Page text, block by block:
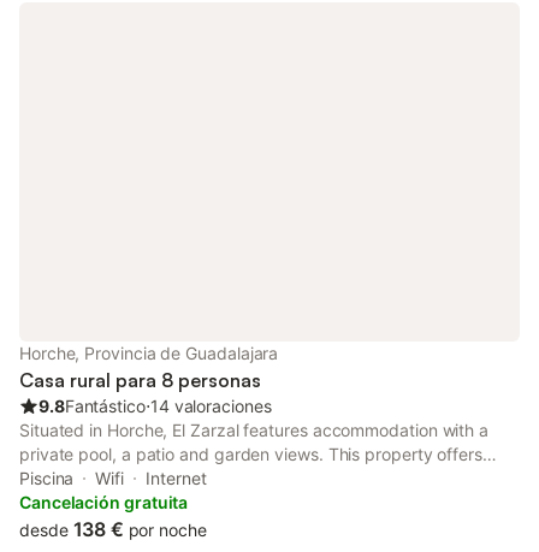
Horche, Provincia de Guadalajara
Casa rural para 8 personas
9.8Fantástico⋅14 valoraciones
Situated in Horche, El Zarzal features accommodation with a
private pool, a patio and garden views. This property offers
access to a terrace, table tennis, free private parking and free
WiFi.
Piscina Wifi
Internet
Cancelación gratuita
desde 138 € por noche